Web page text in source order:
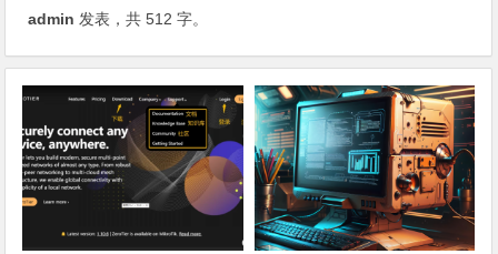
admin 发表，共 512 字。